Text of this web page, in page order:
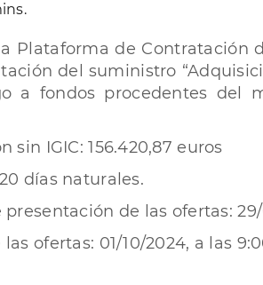
Plataforma de Contratación
del suministro
a fondos procedentes del
sin IGIC: 156.420,87 euros
días naturales.
de las ofertas:
ofertas: 01/10/2024, a las